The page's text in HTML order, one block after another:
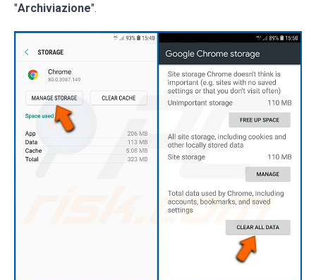
"Archiviazione".